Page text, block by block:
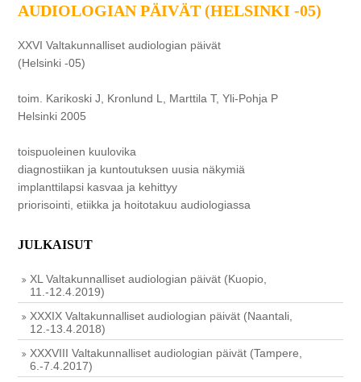
AUDIOLOGIAN PÄIVÄT (HELSINKI -05)
XXVI Valtakunnalliset audiologian päivät
(Helsinki -05)
toim. Karikoski J, Kronlund L, Marttila T, Yli-Pohja P
Helsinki 2005
toispuoleinen kuulovika
diagnostiikan ja kuntoutuksen uusia näkymiä
implanttilapsi kasvaa ja kehittyy
priorisointi, etiikka ja hoitotakuu audiologiassa
JULKAISUT
XL Valtakunnalliset audiologian päivät (Kuopio,
11.-12.4.2019)
XXXIX Valtakunnalliset audiologian päivät (Naantali,
12.-13.4.2018)
XXXVIII Valtakunnalliset audiologian päivät (Tampere,
6.-7.4.2017)